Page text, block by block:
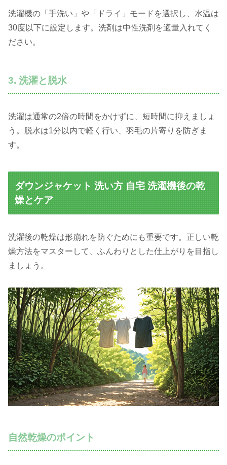
洗濯機の「手洗い」や「ドライ」モードを選択し、水温は
30度以下に設定します。洗剤は中性洗剤を適量入れてく
ださい。
3. 洗濯と脱水
洗濯は通常の2倍の時間をかけずに、短時間に抑えましょ
う。脱水は1分以内で軽く行い、羽毛の片寄りを防ぎま
す。
ダウンジャケット 洗い方 自宅 洗濯機後の乾
燥とケア
洗濯後の乾燥は形崩れを防ぐためにも重要です。正しい乾
燥方法をマスターして、ふんわりとした仕上がりを目指し
ましょう。
自然乾燥のポイント